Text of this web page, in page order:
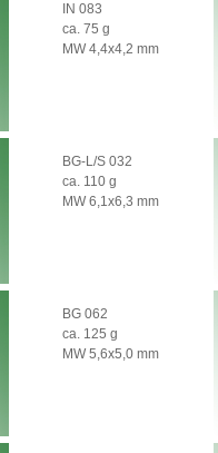
IN 083
ca. 75 g
MW 4,4x4,2 mm
BG-L/S 032
ca. 110 g
MW 6,1x6,3 mm
BG 062
ca. 125 g
MW 5,6x5,0 mm